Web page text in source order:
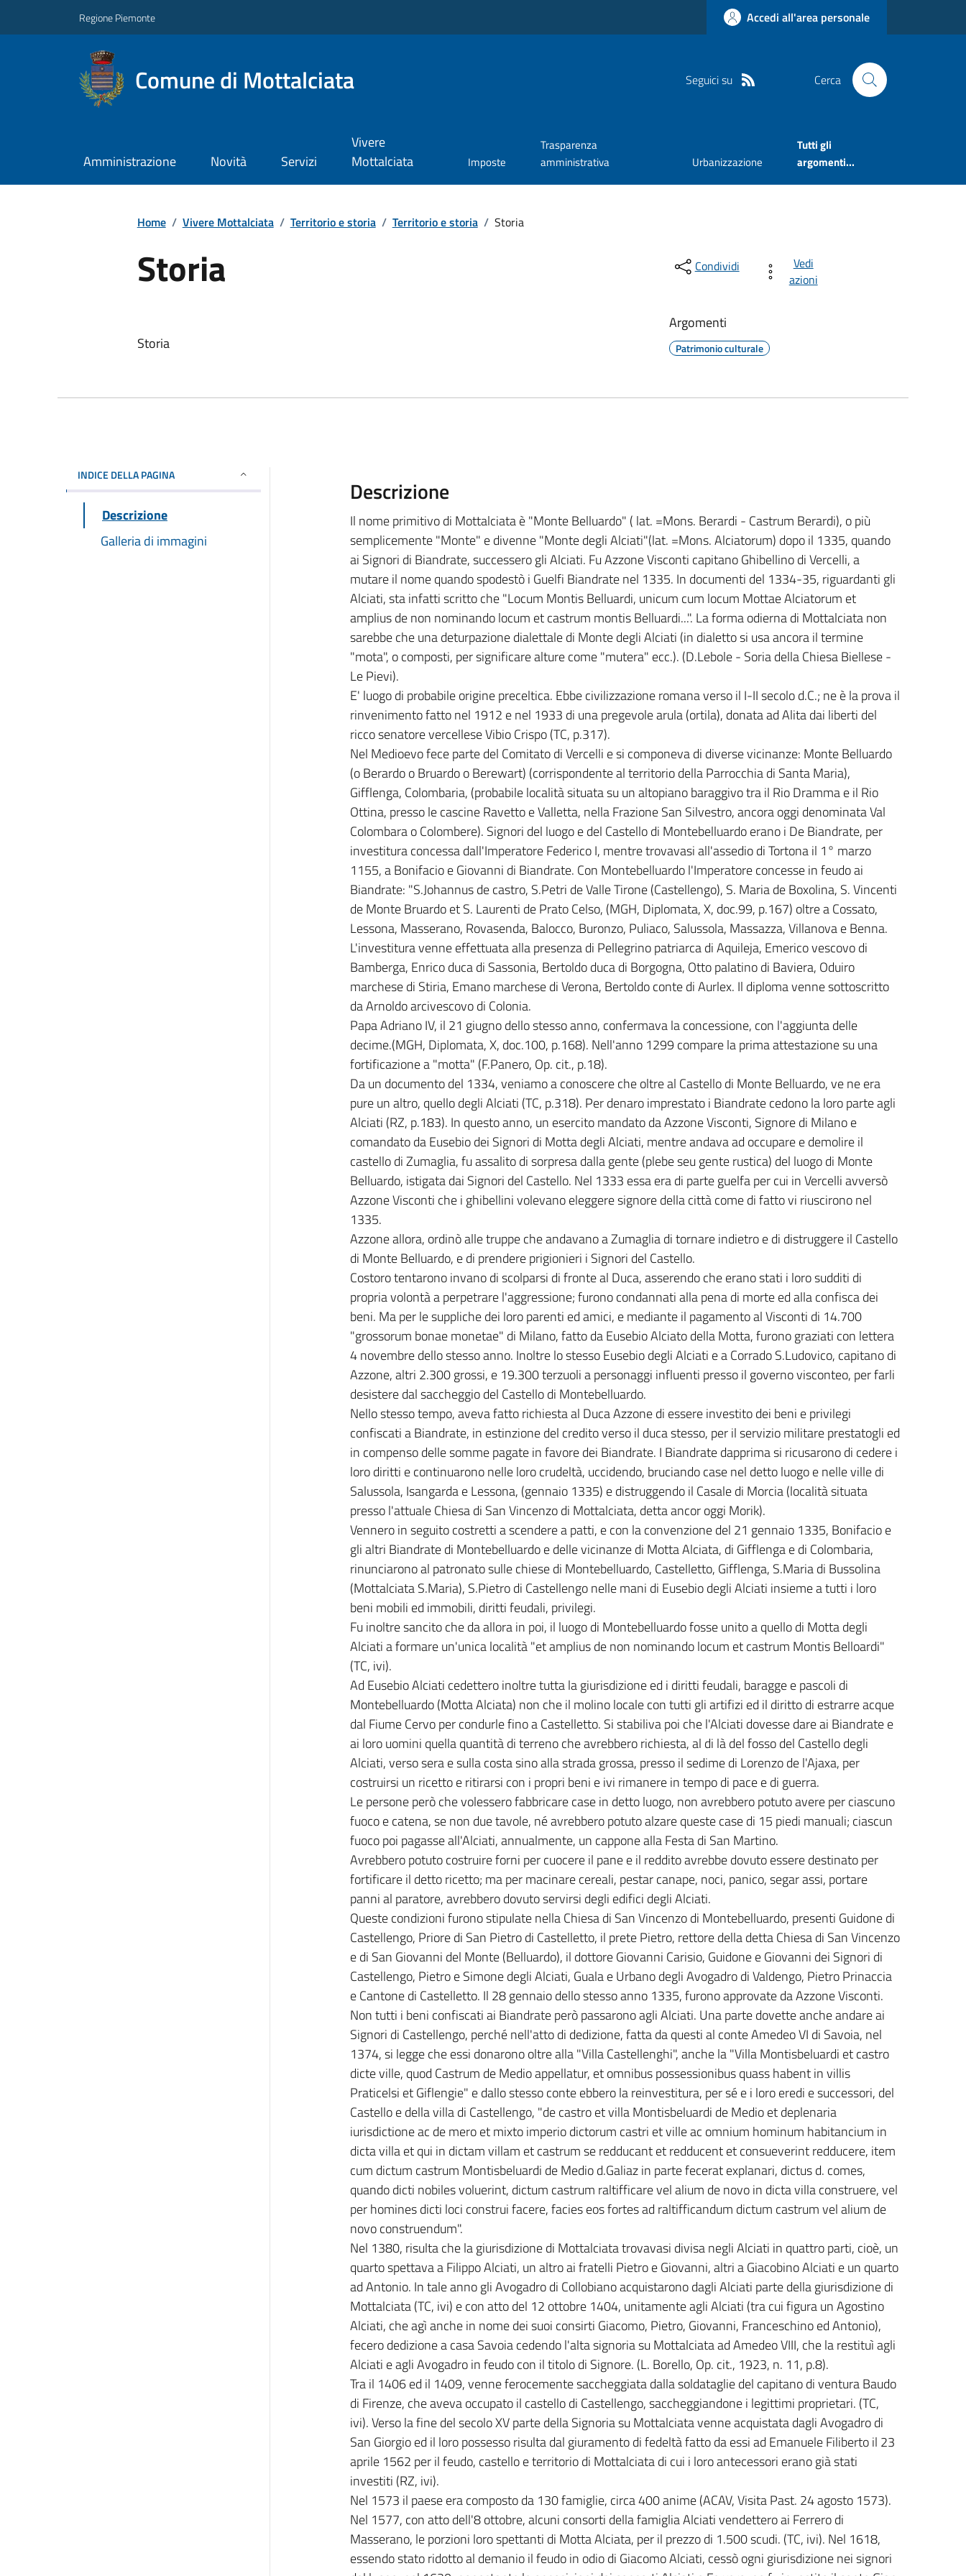
Regione Piemonte Accedi all'area personale
Comune di Mottalciata Seguici su Cerca
Amministrazione Novità Servizi
Vivere
Mottalciata
Imposte
Trasparenza
amministrativa
Urbanizzazione
Tutti gli
argomenti...
Home / Vivere Mottalciata / Territorio e storia / Territorio e storia / Storia
Storia
Storia
Condividi
Vedi
azioni
Argomenti
Patrimonio culturale
INDICE DELLA PAGINA
Descrizione
Galleria di immagini
Descrizione
Il nome primitivo di Mottalciata è "Monte Belluardo" ( lat. =Mons. Berardi - Castrum Berardi), o più
semplicemente "Monte" e divenne "Monte degli Alciati"(lat. =Mons. Alciatorum) dopo il 1335, quando
ai Signori di Biandrate, successero gli Alciati. Fu Azzone Visconti capitano Ghibellino di Vercelli, a
mutare il nome quando spodestò i Guelfi Biandrate nel 1335. In documenti del 1334-35, riguardanti gli
Alciati, sta infatti scritto che "Locum Montis Belluardi, unicum cum locum Mottae Alciatorum et
amplius de non nominando locum et castrum montis Belluardi...". La forma odierna di Mottalciata non
sarebbe che una deturpazione dialettale di Monte degli Alciati (in dialetto si usa ancora il termine
"mota", o composti, per significare alture come "mutera" ecc.). (D.Lebole - Soria della Chiesa Biellese -
Le Pievi).
E' luogo di probabile origine preceltica. Ebbe civilizzazione romana verso il I-II secolo d.C.; ne è la prova il
rinvenimento fatto nel 1912 e nel 1933 di una pregevole arula (ortila), donata ad Alita dai liberti del
ricco senatore vercellese Vibio Crispo (TC, p.317).
Nel Medioevo fece parte del Comitato di Vercelli e si componeva di diverse vicinanze: Monte Belluardo
(o Berardo o Bruardo o Berewart) (corrispondente al territorio della Parrocchia di Santa Maria),
Gifflenga, Colombaria, (probabile località situata su un altopiano baraggivo tra il Rio Dramma e il Rio
Ottina, presso le cascine Ravetto e Valletta, nella Frazione San Silvestro, ancora oggi denominata Val
Colombara o Colombere). Signori del luogo e del Castello di Montebelluardo erano i De Biandrate, per
investitura concessa dall'Imperatore Federico I, mentre trovavasi all'assedio di Tortona il 1° marzo
1155, a Bonifacio e Giovanni di Biandrate. Con Montebelluardo l'Imperatore concesse in feudo ai
Biandrate: "S.Johannus de castro, S.Petri de Valle Tirone (Castellengo), S. Maria de Boxolina, S. Vincenti
de Monte Bruardo et S. Laurenti de Prato Celso, (MGH, Diplomata, X, doc.99, p.167) oltre a Cossato,
Lessona, Masserano, Rovasenda, Balocco, Buronzo, Puliaco, Salussola, Massazza, Villanova e Benna.
L'investitura venne effettuata alla presenza di Pellegrino patriarca di Aquileja, Emerico vescovo di
Bamberga, Enrico duca di Sassonia, Bertoldo duca di Borgogna, Otto palatino di Baviera, Oduiro
marchese di Stiria, Emano marchese di Verona, Bertoldo conte di Aurlex. Il diploma venne sottoscritto
da Arnoldo arcivescovo di Colonia.
Papa Adriano IV, il 21 giugno dello stesso anno, confermava la concessione, con l'aggiunta delle
decime.(MGH, Diplomata, X, doc.100, p.168). Nell'anno 1299 compare la prima attestazione su una
fortificazione a "motta" (F.Panero, Op. cit., p.18).
Da un documento del 1334, veniamo a conoscere che oltre al Castello di Monte Belluardo, ve ne era
pure un altro, quello degli Alciati (TC, p.318). Per denaro imprestato i Biandrate cedono la loro parte agli
Alciati (RZ, p.183). In questo anno, un esercito mandato da Azzone Visconti, Signore di Milano e
comandato da Eusebio dei Signori di Motta degli Alciati, mentre andava ad occupare e demolire il
castello di Zumaglia, fu assalito di sorpresa dalla gente (plebe seu gente rustica) del luogo di Monte
Belluardo, istigata dai Signori del Castello. Nel 1333 essa era di parte guelfa per cui in Vercelli avversò
Azzone Visconti che i ghibellini volevano eleggere signore della città come di fatto vi riuscirono nel
1335.
Azzone allora, ordinò alle truppe che andavano a Zumaglia di tornare indietro e di distruggere il Castello
di Monte Belluardo, e di prendere prigionieri i Signori del Castello.
Costoro tentarono invano di scolparsi di fronte al Duca, asserendo che erano stati i loro sudditi di
propria volontà a perpetrare l'aggressione; furono condannati alla pena di morte ed alla confisca dei
beni. Ma per le suppliche dei loro parenti ed amici, e mediante il pagamento al Visconti di 14.700
"grossorum bonae monetae" di Milano, fatto da Eusebio Alciato della Motta, furono graziati con lettera
4 novembre dello stesso anno. Inoltre lo stesso Eusebio degli Alciati e a Corrado S.Ludovico, capitano di
Azzone, altri 2.300 grossi, e 19.300 terzuoli a personaggi influenti presso il governo visconteo, per farli
desistere dal saccheggio del Castello di Montebelluardo.
Nello stesso tempo, aveva fatto richiesta al Duca Azzone di essere investito dei beni e privilegi
confiscati a Biandrate, in estinzione del credito verso il duca stesso, per il servizio militare prestatogli ed
in compenso delle somme pagate in favore dei Biandrate. I Biandrate dapprima si ricusarono di cedere i
loro diritti e continuarono nelle loro crudeltà, uccidendo, bruciando case nel detto luogo e nelle ville di
Salussola, Isangarda e Lessona, (gennaio 1335) e distruggendo il Casale di Morcia (località situata
presso l'attuale Chiesa di San Vincenzo di Mottalciata, detta ancor oggi Morik).
Vennero in seguito costretti a scendere a patti, e con la convenzione del 21 gennaio 1335, Bonifacio e
gli altri Biandrate di Montebelluardo e delle vicinanze di Motta Alciata, di Gifflenga e di Colombaria,
rinunciarono al patronato sulle chiese di Montebelluardo, Castelletto, Gifflenga, S.Maria di Bussolina
(Mottalciata S.Maria), S.Pietro di Castellengo nelle mani di Eusebio degli Alciati insieme a tutti i loro
beni mobili ed immobili, diritti feudali, privilegi.
Fu inoltre sancito che da allora in poi, il luogo di Montebelluardo fosse unito a quello di Motta degli
Alciati a formare un'unica località "et amplius de non nominando locum et castrum Montis Belloardi"
(TC, ivi).
Ad Eusebio Alciati cedettero inoltre tutta la giurisdizione ed i diritti feudali, baragge e pascoli di
Montebelluardo (Motta Alciata) non che il molino locale con tutti gli artifizi ed il diritto di estrarre acque
dal Fiume Cervo per condurle fino a Castelletto. Si stabiliva poi che l'Alciati dovesse dare ai Biandrate e
ai loro uomini quella quantità di terreno che avrebbero richiesta, al di là del fosso del Castello degli
Alciati, verso sera e sulla costa sino alla strada grossa, presso il sedime di Lorenzo de l'Ajaxa, per
costruirsi un ricetto e ritirarsi con i propri beni e ivi rimanere in tempo di pace e di guerra.
Le persone però che volessero fabbricare case in detto luogo, non avrebbero potuto avere per ciascuno
fuoco e catena, se non due tavole, né avrebbero potuto alzare queste case di 15 piedi manuali; ciascun
fuoco poi pagasse all'Alciati, annualmente, un cappone alla Festa di San Martino.
Avrebbero potuto costruire forni per cuocere il pane e il reddito avrebbe dovuto essere destinato per
fortificare il detto ricetto; ma per macinare cereali, pestar canape, noci, panico, segar assi, portare
panni al paratore, avrebbero dovuto servirsi degli edifici degli Alciati.
Queste condizioni furono stipulate nella Chiesa di San Vincenzo di Montebelluardo, presenti Guidone di
Castellengo, Priore di San Pietro di Castelletto, il prete Pietro, rettore della detta Chiesa di San Vincenzo
e di San Giovanni del Monte (Belluardo), il dottore Giovanni Carisio, Guidone e Giovanni dei Signori di
Castellengo, Pietro e Simone degli Alciati, Guala e Urbano degli Avogadro di Valdengo, Pietro Prinaccia
e Cantone di Castelletto. Il 28 gennaio dello stesso anno 1335, furono approvate da Azzone Visconti.
Non tutti i beni confiscati ai Biandrate però passarono agli Alciati. Una parte dovette anche andare ai
Signori di Castellengo, perché nell'atto di dedizione, fatta da questi al conte Amedeo VI di Savoia, nel
1374, si legge che essi donarono oltre alla "Villa Castellenghi", anche la "Villa Montisbeluardi et castro
dicte ville, quod Castrum de Medio appellatur, et omnibus possessionibus quass habent in villis
Praticelsi et Giflengie" e dallo stesso conte ebbero la reinvestitura, per sé e i loro eredi e successori, del
Castello e della villa di Castellengo, "de castro et villa Montisbeluardi de Medio et deplenaria
iurisdictione ac de mero et mixto imperio dictorum castri et ville ac omnium hominum habitancium in
dicta villa et qui in dictam villam et castrum se redducant et redducent et consueverint redducere, item
cum dictum castrum Montisbeluardi de Medio d.Galiaz in parte fecerat explanari, dictus d. comes,
quando dicti nobiles voluerint, dictum castrum raltifficare vel alium de novo in dicta villa construere, vel
per homines dicti loci construi facere, facies eos fortes ad raltifficandum dictum castrum vel alium de
novo construendum".
Nel 1380, risulta che la giurisdizione di Mottalciata trovavasi divisa negli Alciati in quattro parti, cioè, un
quarto spettava a Filippo Alciati, un altro ai fratelli Pietro e Giovanni, altri a Giacobino Alciati e un quarto
ad Antonio. In tale anno gli Avogadro di Collobiano acquistarono dagli Alciati parte della giurisdizione di
Mottalciata (TC, ivi) e con atto del 12 ottobre 1404, unitamente agli Alciati (tra cui figura un Agostino
Alciati, che agì anche in nome dei suoi consirti Giacomo, Pietro, Giovanni, Franceschino ed Antonio),
fecero dedizione a casa Savoia cedendo l'alta signoria su Mottalciata ad Amedeo VIII, che la restituì agli
Alciati e agli Avogadro in feudo con il titolo di Signore. (L. Borello, Op. cit., 1923, n. 11, p.8).
Tra il 1406 ed il 1409, venne ferocemente saccheggiata dalla soldataglie del capitano di ventura Baudo
di Firenze, che aveva occupato il castello di Castellengo, saccheggiandone i legittimi proprietari. (TC,
ivi). Verso la fine del secolo XV parte della Signoria su Mottalciata venne acquistata dagli Avogadro di
San Giorgio ed il loro possesso risulta dal giuramento di fedeltà fatto da essi ad Emanuele Filiberto il 23
aprile 1562 per il feudo, castello e territorio di Mottalciata di cui i loro antecessori erano già stati
investiti (RZ, ivi).
Nel 1573 il paese era composto da 130 famiglie, circa 400 anime (ACAV, Visita Past. 24 agosto 1573).
Nel 1577, con atto dell'8 ottobre, alcuni consorti della famiglia Alciati vendettero ai Ferrero di
Masserano, le porzioni loro spettanti di Motta Alciata, per il prezzo di 1.500 scudi. (TC, ivi). Nel 1618,
essendo stato ridotto al demanio il feudo in odio di Giacomo Alciati, cessò ogni giurisdizione nei signori